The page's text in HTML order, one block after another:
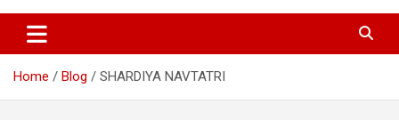
Home Blog SHARDIYA NAVTATRI